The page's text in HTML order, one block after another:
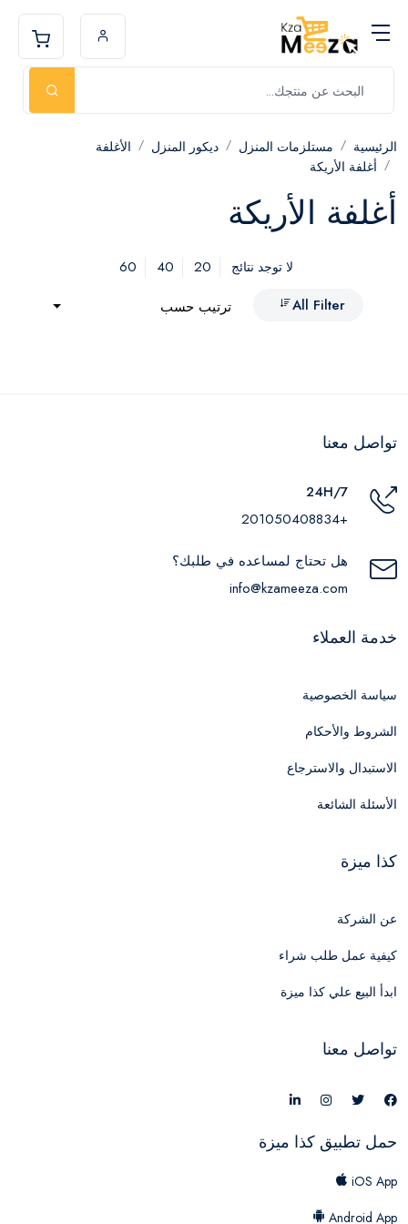
الرئيسية مستلزمات المنزل ديكور المنزل
الأغلفة
أغلفة الأريكة
أغلفة الأريكة
لا توجد نتائج 20
40
60
All Filter
ترتيب حسب
تواصل معنا
24H/7
+201050408834
هل تحتاج لمساعده في طلبك؟
info@kzameeza.com
خدمة العملاء
سياسة الخصوصية
الشروط والأحكام
الاستبدال والاسترجاع
الأسئلة الشائعة
كذا ميزة
عن الشركة
كيفية عمل طلب شراء
ابدأ البيع علي كذا ميزة
تواصل معنا
حمل تطبيق كذا ميزة
iOS App
Android App